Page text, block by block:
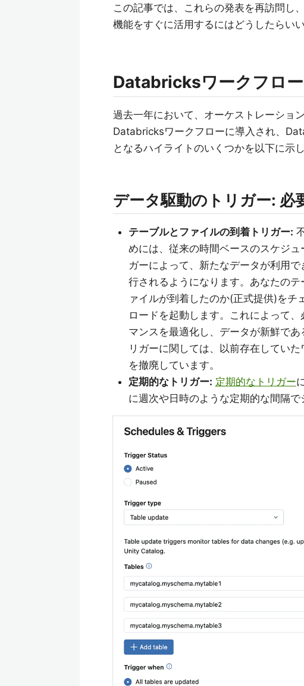
この記事では、これらの発表を再訪問し
機能をすぐに活用するにはどうしたらい
Databricksワークフロ
過去一年において、オーケストレーショ
Databricksワークフローに導入され、
となるハイライトのいくつかを以下に示
データ駆動のトリガー: 必
テーブルとファイルの到着トリガー:
めには、従来の時間ベースのスケジ
ガーによって、新たなデータが利用
行されるようになります。あなたの
ァイルが到着したのか(正式提供)をチ
ロードを起動します。これによって
マンスを最適化し、データが新鮮で
リガーに関しては、以前存在してい
を撤廃しています。
定期的なトリガー: 定期的なトリガー
に週次や日時のような定期的な間隔